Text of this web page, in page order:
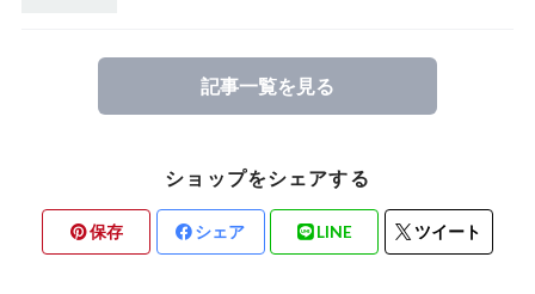
記事一覧を見る
ショップをシェアする
保存 シェア LINE ツイート